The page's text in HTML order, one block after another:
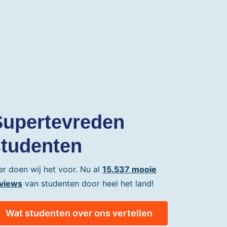
doen wij het voor. Nu al15.537 mooie
van studenten door heel het land!
Wat studenten over ons vertellen